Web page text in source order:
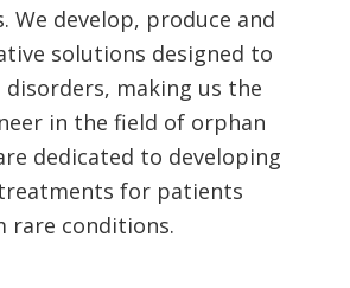
We develop, produce and
solutions designed to
making us the
in the field of orphan
dedicated to developing
for patients
rare conditions.